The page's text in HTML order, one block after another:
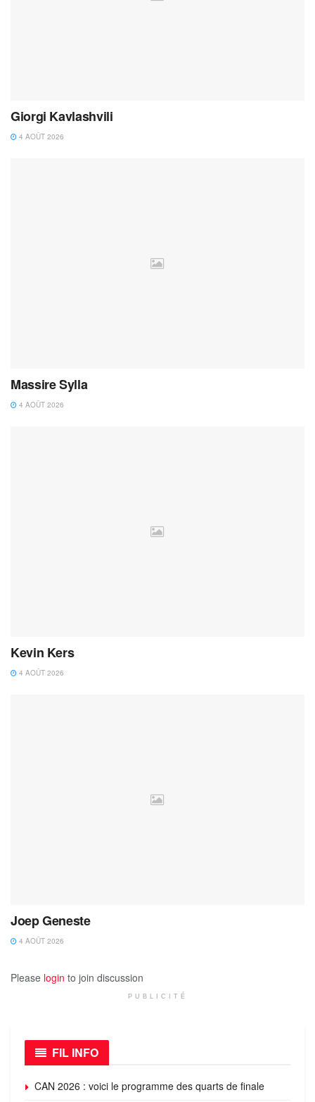
Giorgi Kavlashvili
4 AOÛT 2026
Massire Sylla
4 AOÛT 2026
Kevin Kers
4 AOÛT 2026
Joep Geneste
4 AOÛT 2026
Please login to join discussion
PUBLICITÉ
FIL INFO
CAN 2026 : voici le programme des quarts de finale